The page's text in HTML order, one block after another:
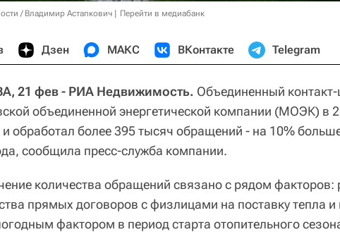
/ Владимир Астапкович Перейти в медиабанк
Дзен МАКС ВКонтакте Telegram
21 фев - РИА Недвижимость. Объединенный контакт-
объединенной энергетической компании (МОЭК) в
обработал более 395 тысяч обращений - на 10%
сообщила пресс-служба компании.
количества обращений связано с рядом факторов:
прямых договоров с физлицами на поставку тепла и
фактором в период старта отопительного